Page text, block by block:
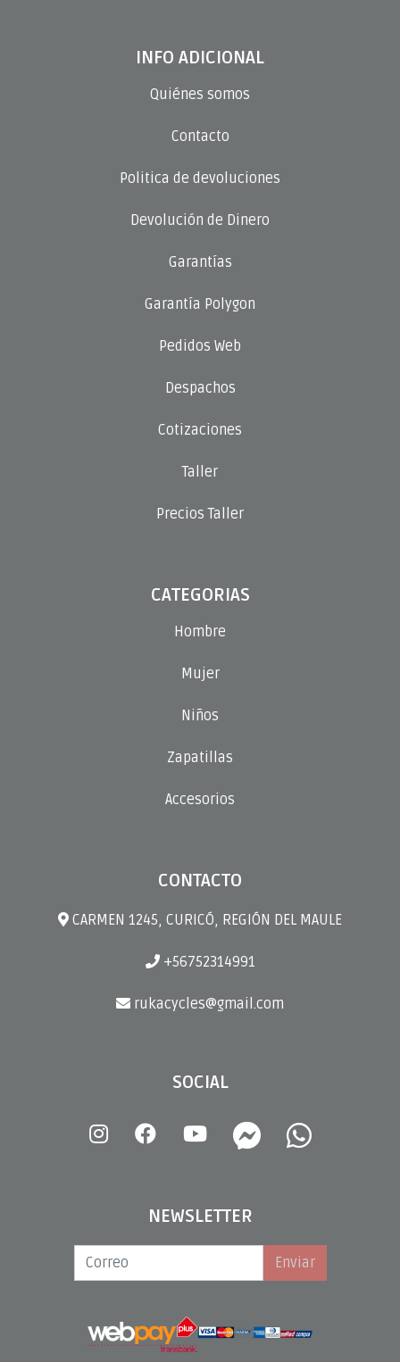
INFO ADICIONAL
Quiénes somos
Contacto
Politica de devoluciones
Devolución de Dinero
Garantías
Garantía Polygon
Pedidos Web
Despachos
Cotizaciones
Taller
Precios Taller
CATEGORIAS
Hombre
Mujer
Niños
Zapatillas
Accesorios
CONTACTO
CARMEN 1245, CURICÓ, REGIÓN DEL MAULE
+56752314991
rukacycles@gmail.com
SOCIAL
NEWSLETTER
Enviar